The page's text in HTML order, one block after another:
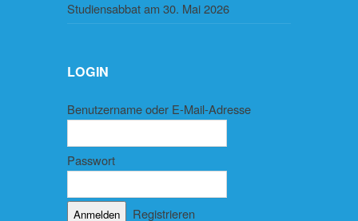
Studiensabbat am 30. Mai 2026
LOGIN
Benutzername oder E-Mail-Adresse
Passwort
Registrieren